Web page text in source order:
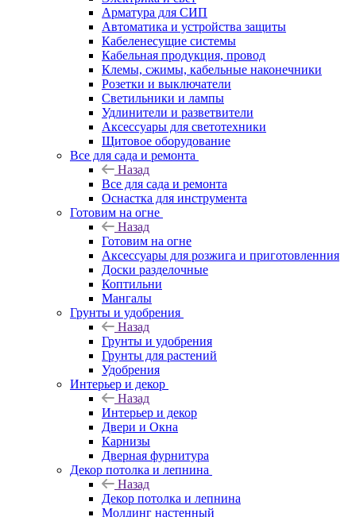
Арматура для СИП
Автоматика и устройства защиты
Кабеленесущие системы
Кабельная продукция, провод
Клемы, сжимы, кабельные наконечники
Розетки и выключатели
Светильники и лампы
Удлинители и разветвители
Аксессуары для светотехники
Щитовое оборудование
Все для сада и ремонта
Назад
Все для сада и ремонта
Оснастка для инструмента
Готовим на огне
Назад
Готовим на огне
Аксессуары для розжига и приготовленния
Доски разделочные
Коптильни
Мангалы
Грунты и удобрения
Назад
Грунты и удобрения
Грунты для растений
Удобрения
Интерьер и декор
Назад
Интерьер и декор
Двери и Окна
Карнизы
Дверная фурнитура
Декор потолка и лепнина
Назад
Декор потолка и лепнина
Молдинг настенный